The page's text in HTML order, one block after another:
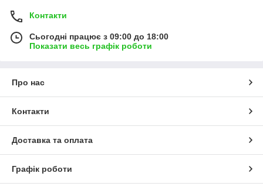
Контакти
Сьогодні працює з 09:00 до 18:00
Показати весь графік роботи
Про нас
Контакти
Доставка та оплата
Графік роботи